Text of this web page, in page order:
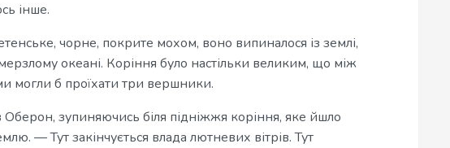
інше.
чорне, покрите мохом, воно випиналося із землі,
океані. Коріння було настільки великим, що між
могли б проїхати три вершники.
зупиняючись біля підніжжя коріння, яке йшло
— Тут закінчується влада лютневих вітрів. Тут